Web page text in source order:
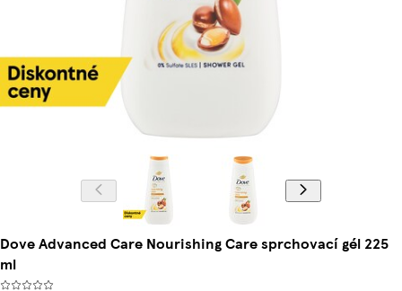
Dove Advanced Care Nourishing Care sprchovací gél 225
ml